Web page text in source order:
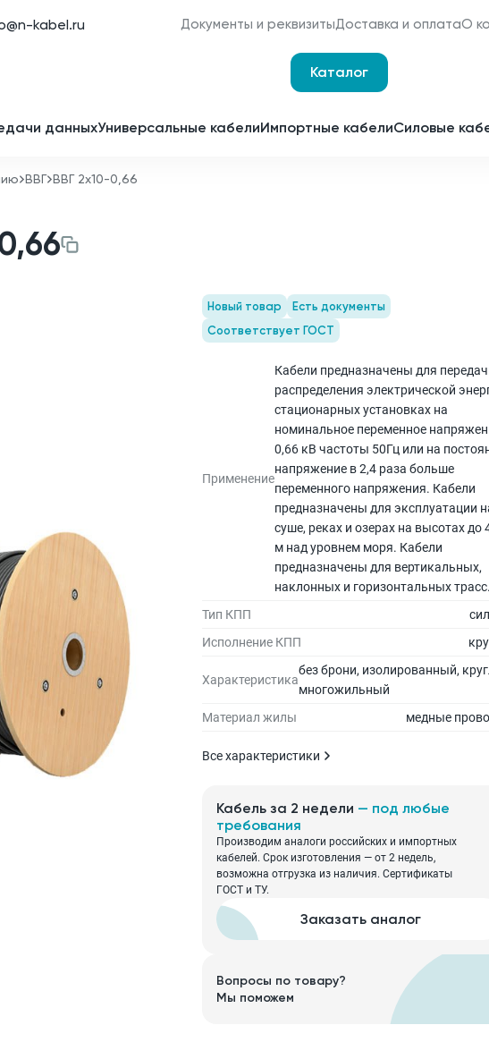
kabel.ru Документы и реквизитыДоставка и оплатаО
Наши
Оплата и
Каталог
данныхУниверсальные кабелиИмпортные кабелиСиловые
ВВГ ВВГ 2x10-0,66
Новый товар
Есть документы
Соответствует ГОСТ
Применение
Кабели предназначены для
распределения электрической
стационарных установках на
номинальное переменное
0,66 кВ частоты 50Гц или на
напряжение в 2,4 раза больше
переменного напряжения. Кабели
предназначены для эксплуатации
суше, реках и озерах на высотах до
м над уровнем моря. Кабели
предназначены для вертикальных,
наклонных и горизонтальных трасс.
Тип КПП
Исполнение КПП
Характеристика
без брони, изолированный,
многожильный
Материал жилы
медные
Все характеристики
Кабель за 2 недели — под любые
требования
Производим аналоги российских и импортных
кабелей. Срок изготовления — от 2 недель,
возможна отгрузка из наличия. Сертификаты
ГОСТ и ТУ.
Заказать аналог
Вопросы по товару?
Мы поможем